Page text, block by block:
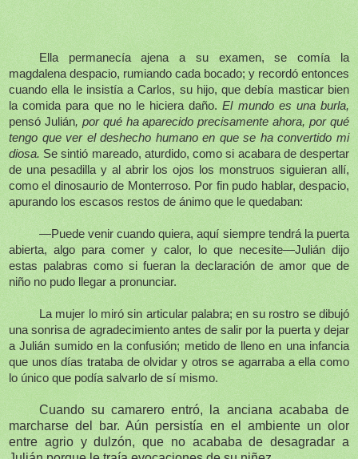
Ella permanecía ajena a su examen, se comía la
magdalena despacio, rumiando cada bocado; y recordó entonces
cuando ella le insistía a Carlos, su hijo, que debía masticar bien
la comida para que no le hiciera daño.El mundo es una burla,
pensó Julián, por qué ha aparecido precisamente ahora, por qué
tengo que ver el deshecho humano en que se ha convertido mi
diosa. Se sintió mareado, aturdido, como si acabara de despertar
de una pesadilla y al abrir los ojos los monstruos siguieran allí,
como el dinosaurio de Monterroso. Por fin pudo hablar, despacio,
apurando los escasos restos de ánimo que le quedaban:
—Puede venir cuando quiera, aquí siempre tendrá la puerta
abierta, algo para comer y calor, lo que necesite—Julián dijo
estas palabras como si fueran la declaración de amor que de
niño no pudo llegar a pronunciar.
La mujer lo miró sin articular palabra; en su rostro se dibujó
una sonrisa de agradecimiento antes de salir por la puerta y dejar
a Julián sumido en la confusión; metido de lleno en una infancia
que unos días trataba de olvidar y otros se agarraba a ella como
lo único que podía salvarlo de sí mismo.
Cuando su camarero entró, la anciana acababa de
marcharse del bar. Aún persistía en el ambiente un olor
entre agrio y dulzón, que no acababa de desagradar a